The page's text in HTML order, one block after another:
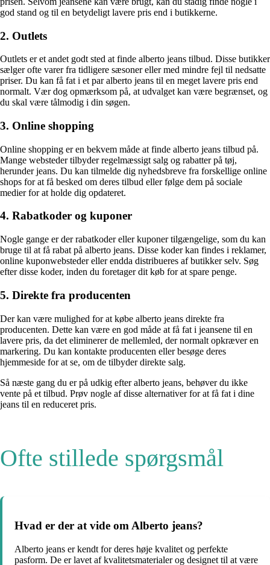
god stand og til en betydeligt lavere pris end i butikkerne.
2. Outlets
Outlets er et andet godt sted at finde alberto jeans tilbud. Disse butikker
sælger ofte varer fra tidligere sæsoner eller med mindre fejl til nedsatte
priser. Du kan få fat i et par alberto jeans til en meget lavere pris end
normalt. Vær dog opmærksom på, at udvalget kan være begrænset, og
du skal være tålmodig i din søgen.
3. Online shopping
Online shopping er en bekvem måde at finde alberto jeans tilbud på.
Mange websteder tilbyder regelmæssigt salg og rabatter på tøj,
herunder jeans. Du kan tilmelde dig nyhedsbreve fra forskellige online
shops for at få besked om deres tilbud eller følge dem på sociale
medier for at holde dig opdateret.
4. Rabatkoder og kuponer
Nogle gange er der rabatkoder eller kuponer tilgængelige, som du kan
bruge til at få rabat på alberto jeans. Disse koder kan findes i reklamer,
online kuponwebsteder eller endda distribueres af butikker selv. Søg
efter disse koder, inden du foretager dit køb for at spare penge.
5. Direkte fra producenten
Der kan være mulighed for at købe alberto jeans direkte fra
producenten. Dette kan være en god måde at få fat i jeansene til en
lavere pris, da det eliminerer de mellemled, der normalt opkræver en
markering. Du kan kontakte producenten eller besøge deres
hjemmeside for at se, om de tilbyder direkte salg.
Så næste gang du er på udkig efter alberto jeans, behøver du ikke
vente på et tilbud. Prøv nogle af disse alternativer for at få fat i dine
jeans til en reduceret pris.
Ofte stillede spørgsmål
Hvad er der at vide om Alberto jeans?
Alberto jeans er kendt for deres høje kvalitet og perfekte
pasform. De er lavet af kvalitetsmaterialer og designet til at være